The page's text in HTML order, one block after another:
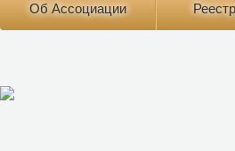
Об Ассоциации